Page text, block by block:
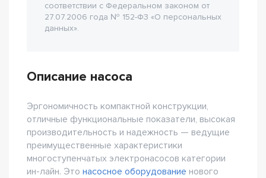
соответствии с Федеральном законом от
27.07.2006 года № 152-Ф3 «О персональных
данных».
Описание насоса
Эргономичность компактной конструкции,
отличные функциональные показатели, высокая
производительность и надежность — ведущие
преимущественные характеристики
многоступенчатых электронасосов категории
ин-лайн. Это насосное оборудование нового